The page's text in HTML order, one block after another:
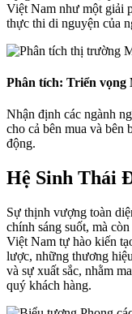
Việt Nam như một giải
thực thi di nguyện của
Phân tích: Triển
Nhận định các ngành
cho cả bên mua và bên
động.
Hệ Sinh Thái
Sự thịnh vượng toàn
chính sáng suốt, mà
Việt Nam tự hào kiến
lược, những thương
và sự xuất sắc, nhằm
quý khách hàng.